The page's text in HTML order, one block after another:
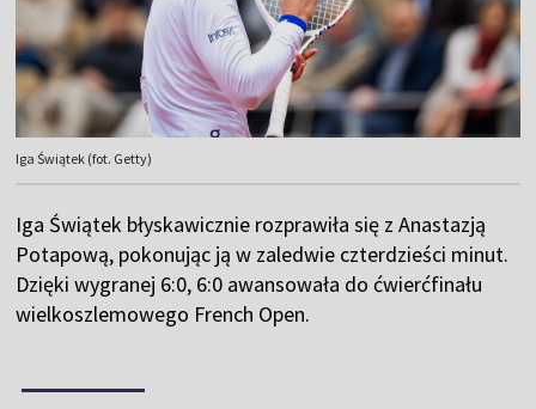
Iga Świątek (fot. Getty)
Iga Świątek błyskawicznie rozprawiła się z Anastazją
Potapową, pokonując ją w zaledwie czterdzieści minut.
Dzięki wygranej 6:0, 6:0 awansowała do ćwierćfinału
wielkoszlemowego French Open.